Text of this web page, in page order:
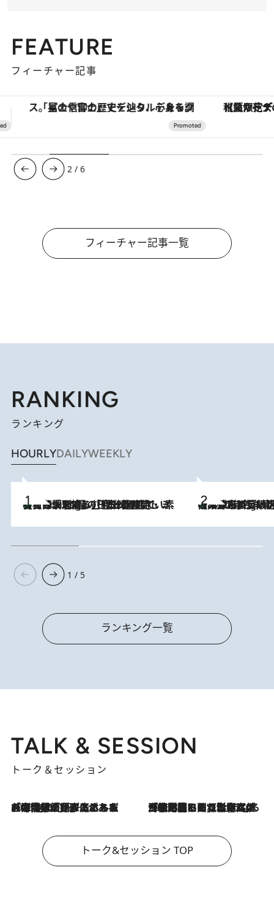
FEATURE
フィーチャー記事
【夏限定ディナーコース】旬を迎える稚鮎や花ズッキーニなどをイタリア・トスカーナの郷土料理の手法で満喫！ 【銀座で出合う最旬美容】美髪ケアや上質
3 /6
フィーチャー記事一覧
RANKING
ランキング
HOURLYDAILYWEEKLY
1 Hour Ago
【大分・別府】「今一番おいしい食材を調理する」1日2組限定・ミシュラン2ツ星の日本料理店で、素材と四季を愉しむ極上の時間 1 Hour Ago
《みずみずしい桃が丸ごと》東京の“あの有名洋菓子シェフ”の下で修業したパティシエが腕を振るう、珠玉の夏限定パフェを堪能！【大分市】
1 / 5
ランキング一覧
TALK & SESSION
トーク＆セッション
2026.8.3
「今後値上げがあるとすれば…」「リスクがあるのは今年の冬」エネルギー専門家が語る、ホルムズ海峡封鎖が家庭にもたらす“ある心配” 2026.8.3
「住宅建てられない…」「サーチャージ料の高値が続いている」ホルムズ海峡封鎖による影響はいつまで続く？《エネルギー専門家に聞く“どうなる日本の暮らし”》
トーク&セッション TOP